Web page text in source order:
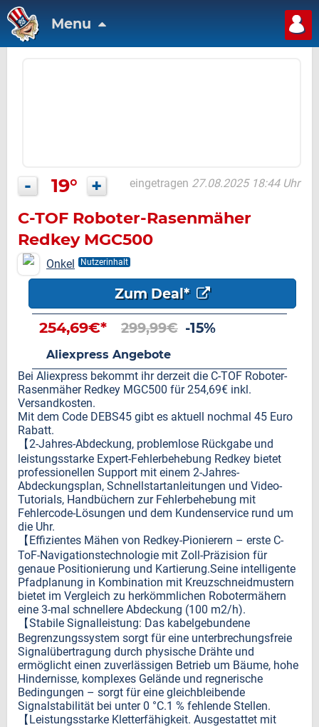
Menu
- 19° + eingetragen 27.08.2025 18:44 Uhr
C-TOF Roboter-Rasenmäher
Redkey MGC500
Onkel Nutzerinhalt
Zum Deal*
254,69€* 299,99€ -15%
Aliexpress Angebote
Bei Aliexpress bekommt ihr derzeit die C-TOF Roboter-
Rasenmäher Redkey MGC500 für 254,69€ inkl.
Versandkosten.
Mit dem Code DEBS45 gibt es aktuell nochmal 45 Euro
Rabatt.
【2-Jahres-Abdeckung, problemlose Rückgabe und
leistungsstarke Expert-Fehlerbehebung Redkey bietet
professionellen Support mit einem 2-Jahres-
Abdeckungsplan, Schnellstartanleitungen und Video-
Tutorials, Handbüchern zur Fehlerbehebung mit
Fehlercode-Lösungen und dem Kundenservice rund um
die Uhr.
【Effizientes Mähen von Redkey-Pionierern – erste C-
ToF-Navigationstechnologie mit Zoll-Präzision für
genaue Positionierung und Kartierung.Seine intelligente
Pfadplanung in Kombination mit Kreuzschneidmustern
bietet im Vergleich zu herkömmlichen Robotermähern
eine 3-mal schnellere Abdeckung (100 m2/h).
【Stabile Signalleistung: Das kabelgebundene
Begrenzungssystem sorgt für eine unterbrechungsfreie
Signalübertragung durch physische Drähte und
ermöglicht einen zuverlässigen Betrieb um Bäume, hohe
Hindernisse, komplexes Gelände und regnerische
Bedingungen – sorgt für eine gleichbleibende
Signalstabilität bei unter 0 °C.1 % fehlende Stellen.
【Leistungsstarke Kletterfähigkeit. Ausgestattet mit